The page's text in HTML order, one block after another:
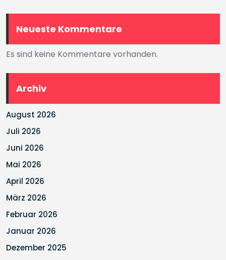
Neueste Kommentare
Es sind keine Kommentare vorhanden.
Archiv
August 2026
Juli 2026
Juni 2026
Mai 2026
April 2026
März 2026
Februar 2026
Januar 2026
Dezember 2025